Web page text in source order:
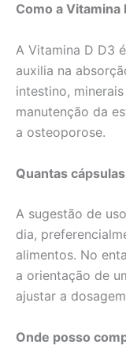
Como a Vitamina
A Vitamina D D3
auxilia na
intestino,
manutenção da
a osteoporose.
Quantas
A sugestão de
dia,
alimentos. No
a orientação de
ajustar a
Onde posso